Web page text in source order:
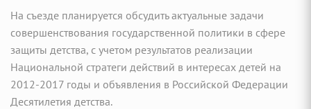
На съезде планируется обсудить актуальные задачи
совершенствования государственной политики в сфере
защиты детства, с учетом результатов реализации
Национальной стратеги действий в интересах детей на
2012-2017 годы и объявления в Российской Федерации
Десятилетия детства.